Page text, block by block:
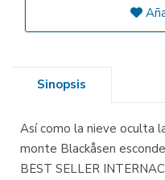
Sinopsis
Así como la nieve oculta
monte Blackåsen
BEST SELLER